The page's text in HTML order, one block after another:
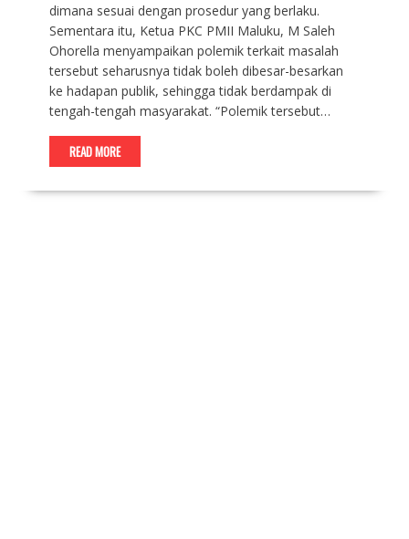
dimana sesuai dengan prosedur yang berlaku.
Sementara itu, Ketua PKC PMII Maluku, M Saleh
Ohorella menyampaikan polemik terkait masalah
tersebut seharusnya tidak boleh dibesar-besarkan
ke hadapan publik, sehingga tidak berdampak di
tengah-tengah masyarakat. “Polemik tersebut…
READ MORE